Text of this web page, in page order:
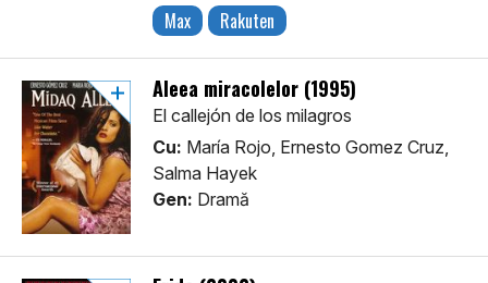
Max Rakuten
Aleea miracolelor (1995)
El callejón de los milagros
Cu: María Rojo, Ernesto Gomez Cruz,
Salma Hayek
Gen: Dramă